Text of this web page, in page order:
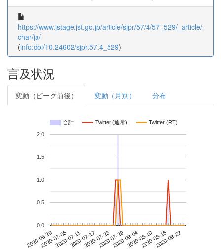
https://www.jstage.jst.go.jp/article/sjpr/57/4/57_529/_article/-
char/ja/
(info:doi/10.24602/sjpr.57.4_529)
言及状況
変動（ピーク前後） 変動（月別） 分布
合計 Twitter (通常) Twitter (RT)
2020-06-292020-07-052020-07-112020-07-172020-07-232020-07-292020-08-042020-08-102020-08-162020-08-22
0.0
0.5
1.0
1.5
2.0